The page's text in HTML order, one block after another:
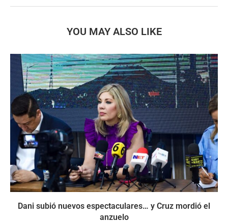
YOU MAY ALSO LIKE
Dani subió nuevos espectaculares… y Cruz mordió el
anzuelo